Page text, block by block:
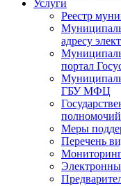
Услуги
Реестр
адресу
портал
ГБУ МФЦ
полномочий
Меры
Перечень